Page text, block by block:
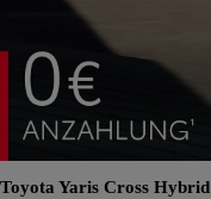
Toyota Yaris Cross Hybrid